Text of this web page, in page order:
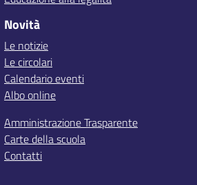
Novità
Le notizie
Le circolari
Calendario eventi
Albo online
Amministrazione Trasparente
Carte della scuola
Contatti